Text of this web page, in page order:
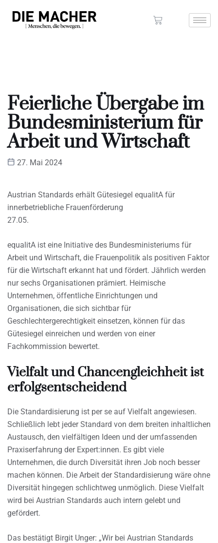
Feierliche Übergabe im
Bundesministerium für
Arbeit und Wirtschaft
27. Mai 2024
Austrian Standards erhält Gütesiegel equalitA für
innerbetriebliche Frauenförderung
27.05.
equalitA ist eine Initiative des Bundesministeriums für
Arbeit und Wirtschaft, die Frauenpolitik als positiven Faktor
für die Wirtschaft erkannt hat und fördert. Jährlich werden
nur sechs Organisationen prämiert. Heimische
Unternehmen, öffentliche Einrichtungen und
Organisationen, die sich sichtbar für
Geschlechtergerechtigkeit einsetzen, können für das
Gütesiegel einreichen und werden von einer
Fachkommission bewertet.
Vielfalt und Chancengleichheit ist
erfolgsentscheidend
Die Standardisierung ist per se auf Vielfalt angewiesen.
Schließlich lebt jeder Standard von dem breiten inhaltlichen
Austausch, den vielfältigen Ideen und der umfassenden
Praxiserfahrung der Expert:innen. Es gibt viele
Unternehmen, die durch Diversität ihren Job noch besser
machen können. Die Arbeit der Standardisierung wäre ohne
Diversität hingegen schlichtweg unmöglich. Diese Vielfalt
wird bei Austrian Standards auch intern gelebt und
gefördert.
Das bestätigt Birgit Unger: „Wir bei Austrian Standards